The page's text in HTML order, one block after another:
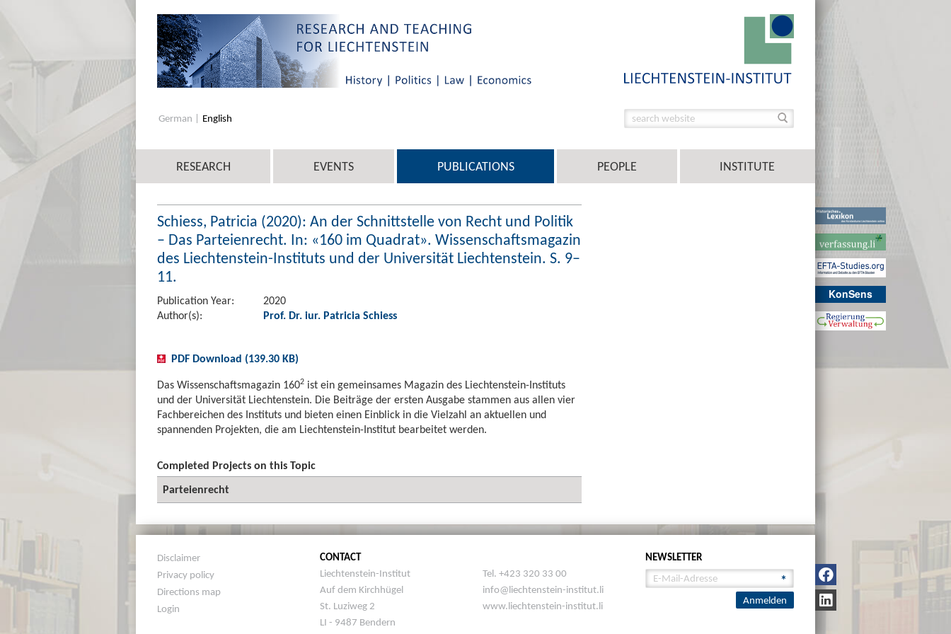
KonSens
German English
RESEARCH EVENTS PUBLICATIONS PEOPLE INSTITUTE
Schiess, Patricia (2020): An der Schnittstelle von Recht und Politik
– Das Parteienrecht. In: «160 im Quadrat». Wissenschaftsmagazin
des Liechtenstein-Instituts und der Universität Liechtenstein. S. 9–
11.
Publication Year:
2020
Author(s):
Prof. Dr. iur. Patricia Schiess
PDF Download (139.30 KB)
Das Wissenschaftsmagazin 1602 ist ein gemeinsames Magazin des Liechtenstein-Instituts
und der Universität Liechtenstein. Die Beiträge der ersten Ausgabe stammen aus allen vier
Fachbereichen des Instituts und bieten einen Einblick in die Vielzahl an aktuellen und
spannenden Projekten, die am Liechtenstein-Institut bearbeitet werden.
Completed Projects on this Topic
Parteienrecht
Disclaimer
Privacy policy
Directions map
Login
CONTACT
Liechtenstein-Institut
Auf dem Kirchhügel
St. Luziweg 2
LI - 9487 Bendern
Tel. +423 320 33 00
info@liechtenstein-institut.li
www.liechtenstein-institut.li
NEWSLETTER